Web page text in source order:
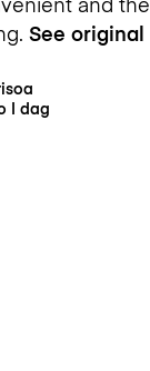
See original
I dag